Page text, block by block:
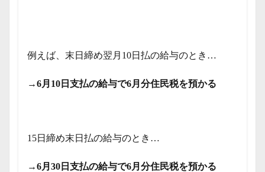
例えば、末日締め翌月10日払の給与のとき…
→6月10日支払の給与で6月分住民税を預かる
15日締め末日払の給与のとき…
→6月30日支払の給与で6月分住民税を預かる